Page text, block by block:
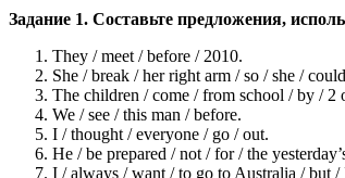
Задание 1. Составьте предложения,
They / meet / before / 2010.
She / break / her right arm / so / she /
The children / come / from school / by / 2
We / see / this man / before.
I / thought / everyone / go / out.
He / be prepared / not / for / the
I / always / want / to go to Australia / but /